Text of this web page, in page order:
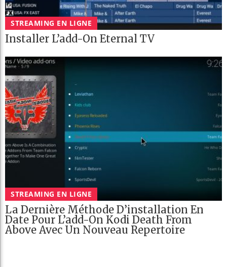
STREAMING EN LIGNE
Installer L’add-On Eternal TV
STREAMING EN LIGNE
La Dernière Méthode D’installation En
Date Pour L’add-On Kodi Death From
Above Avec Un Nouveau Repertoire